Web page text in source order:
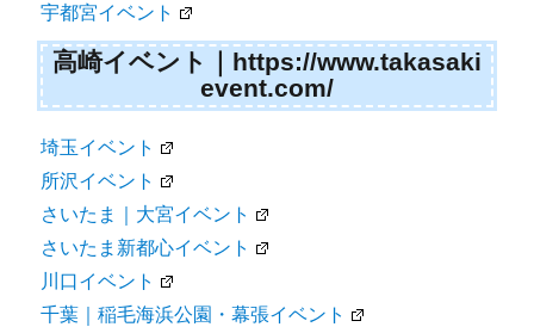
宇都宮イベント
高崎イベント｜https://www.takasaki
event.com/
埼玉イベント
所沢イベント
さいたま｜大宮イベント
さいたま新都心イベント
川口イベント
千葉｜稲毛海浜公園・幕張イベント